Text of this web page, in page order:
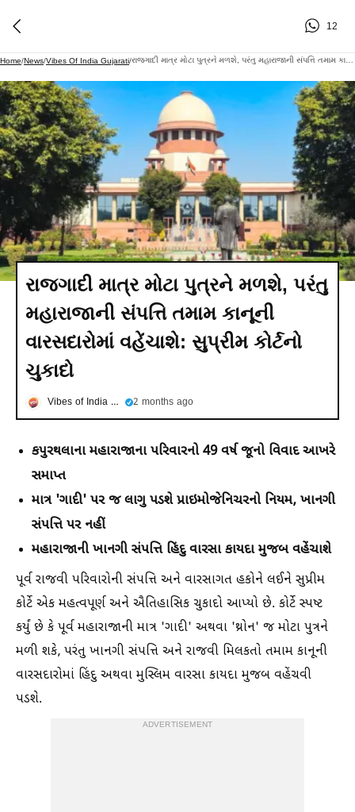
12
Home/News/Vibes Of India Gujarati/
રાજગાદી માત્ર મોટા પુત્રને મળશે, પરંતુ
મહારાજાની સંપત્તિ તમામ કાનૂની
વારસદારોમાં વહેંચાશે: સુપ્રીમ કોર્ટનો
ચુકાદો
Vibes of India Gujarati 2 months ago
કપુરથલાના મહારાજાના પરિવારનો 49 વર્ષ જૂનો વિવાદ આખરે
સમાપ્ત
માત્ર 'ગાદી' પર જ લાગુ પડશે પ્રાઇમોજેનિચરનો નિયમ, ખાનગી
સંપત્તિ પર નહીં
મહારાજાની ખાનગી સંપત્તિ હિંદુ વારસા કાયદા મુજબ વહેંચાશે
પૂર્વ રાજવી પરિવારોની સંપત્તિ અને વારસાગત હકોને લઈને સુપ્રીમ
કોર્ટે એક મહત્વપૂર્ણ અને ઐતિહાસિક ચુકાદો આપ્યો છે. કોર્ટે સ્પષ્ટ
કર્યું છે કે પૂર્વ મહારાજાની માત્ર 'ગાદી' અથવા 'થ્રોન' જ મોટા પુત્રને
મળી શકે, પરંતુ ખાનગી સંપત્તિ અને રાજવી મિલકતો તમામ કાનૂની
વારસદારોમાં હિંદુ અથવા મુસ્લિમ વારસા કાયદા મુજબ વહેંચવી
પડશે.
ADVERTISEMENT